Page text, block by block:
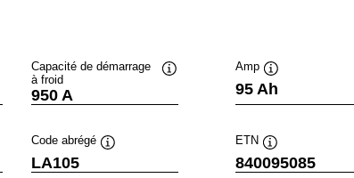
Capacité de démarrage
à froid
950 A
Code abrégé
LA105
Amp
Infobulle
95 Ah
ETN
Infobulle
840095085